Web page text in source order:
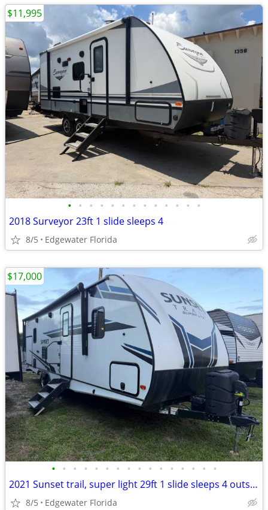
• • • • • • • • • • • • •
2018 Surveyor 23ft 1 slide sleeps 4
8/5 Edgewater Florida
$11,995
• • • • • • • • • • • • • • • •
2021 Sunset trail, super light 29ft 1 slide sleeps 4 outside kitchen
8/5 Edgewater Florida
$17,000